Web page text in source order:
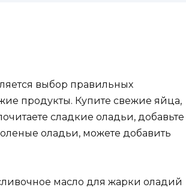
выбор правильных
продукты. Купите свежие яйца,
сладкие оладьи, добавьте
оладьи, можете добавить
масло для жарки оладий